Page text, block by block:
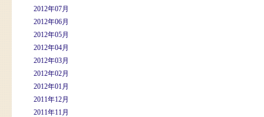
2012年07月
2012年06月
2012年05月
2012年04月
2012年03月
2012年02月
2012年01月
2011年12月
2011年11月